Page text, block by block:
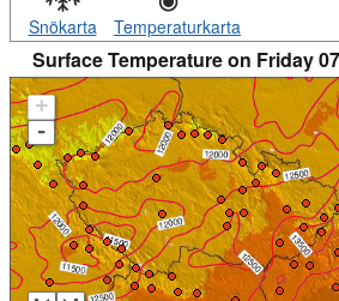
Snökarta Temperaturkarta
Surface Temperature on Friday
+
-